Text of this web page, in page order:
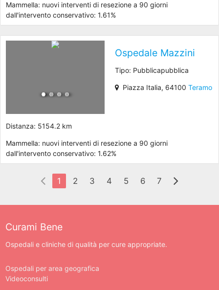
Mammella: nuovi interventi di resezione a 90 giorni
dall'intervento conservativo: 1.61%
Ospedale Mazzini
Tipo: Pubblicapubblica
Piazza Italia, 64100 Teramo
Distanza: 5154.2 km
Mammella: nuovi interventi di resezione a 90 giorni
dall'intervento conservativo: 1.62%
1 2 3 4 5 6 7
Curami Bene
Ospedali e cliniche di qualità per cure appropriate.
Ospedali per area geografica
Videoconsulti